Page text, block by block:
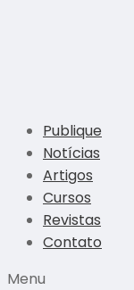
Publique
Notícias
Artigos
Cursos
Revistas
Contato
Menu